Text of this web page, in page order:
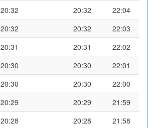
20:32 20:32
22:04
20:32 20:32
22:03
20:31 20:31
22:02
20:30 20:30
22:01
20:30 20:30
22:00
20:29 20:29
21:59
20:28 20:28
21:58